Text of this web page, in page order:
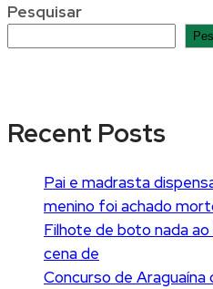
Pesquisar
Recent Posts
Pai e madrasta
menino foi achado
Filhote de boto nada
cena de
Concurso de Araguaína